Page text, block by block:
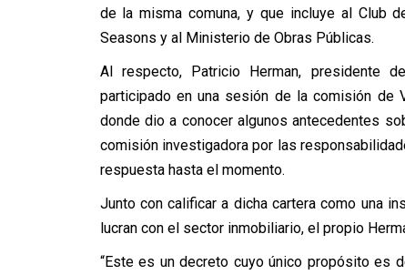
de la misma comuna, y que incluye al Club
Seasons y al Ministerio de Obras Públicas.
Al respecto, Patricio Herman, presidente
participado en una sesión de la comisión de
donde dio a conocer algunos antecedentes
comisión investigadora por las
respuesta hasta el momento.
Junto con calificar a dicha cartera como una
lucran con el sector inmobiliario, el propio
“Este es un decreto cuyo único propósito es